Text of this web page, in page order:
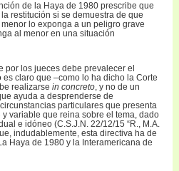
de la Haya de 1980 prescribe que
restitución si se demuestra de que
lo exponga a un peligro grave
al menor en una situación
por los jueces debe prevalecer el
claro que –como lo ha dicho la Corte
realizarse in concreto, y no de un
ayuda a desprenderse de
particulares que presenta
variable que reina sobre el tema, dado
e idóneo (C.S.J.N. 22/12/15 “R., M.A.
indudablemente, esta directiva ha de
Haya de 1980 y la Interamericana de